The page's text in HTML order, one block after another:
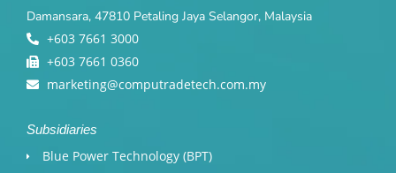
Damansara, 47810 Petaling Jaya Selangor, Malaysia
+603 7661 3000
+603 7661 0360
marketing@computradetech.com.my
Subsidiaries
Blue Power Technology (BPT)​